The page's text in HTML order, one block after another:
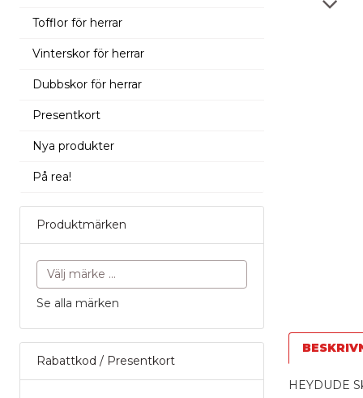
Tofflor för herrar
Vinterskor för herrar
Dubbskor för herrar
Presentkort
Nya produkter
På rea!
Produktmärken
Se alla märken
Rabattkod / Presentkort
HEYDUDE